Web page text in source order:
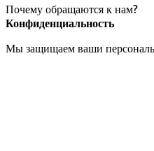
Почему обращаются к нам?
Конфиденциальность
Мы защищаем ваши